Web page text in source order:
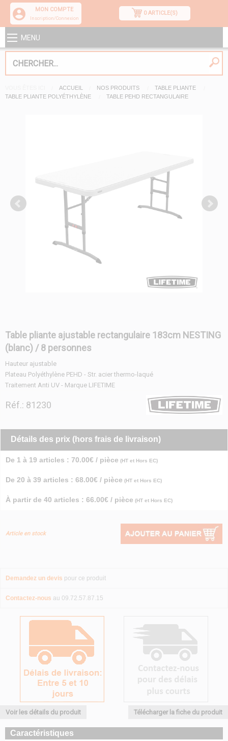
MON COMPTE
Inscription/Connexion
0 ARTICLE(S)
MENU
ACCUEIL NOS PRODUITS
TABLE PLIANTE
TABLE PLIANTE POLYÉTHYLÈNE
TABLE PEHD RECTANGULAIRE
Table pliante ajustable rectangulaire 183cm NESTING
(blanc) / 8 personnes
Hauteur ajustable
Plateau Polyéthylène PEHD - Str. acier thermo-laqué
Traitement Anti UV - Marque LIFETIME
Réf.: 81230
Détails des prix (hors frais de livraison)
De 1 à 19 articles : 70.00€ / pièce (HT et Hors EC)
De 20 à 39 articles : 68.00€ / pièce (HT et Hors EC)
À partir de 40 articles : 66.00€ / pièce (HT et Hors EC)
Article en stock
Demandez un devis pour ce produit
Contactez-nous au 09.72.57.87.15
Voir les détails du produit Télécharger la fiche du produit
Caractéristiques